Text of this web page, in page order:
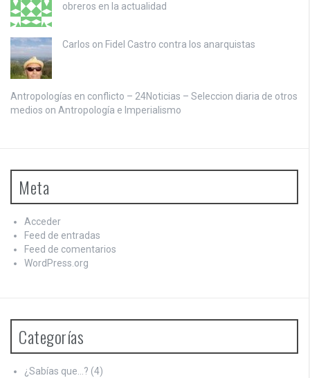
obreros en la actualidad
Carlos on Fidel Castro contra los anarquistas
Antropologías en conflicto – 24Noticias – Seleccion diaria de otros
medios on Antropología e Imperialismo
Meta
Acceder
Feed de entradas
Feed de comentarios
WordPress.org
Categorías
¿Sabías que…? (4)